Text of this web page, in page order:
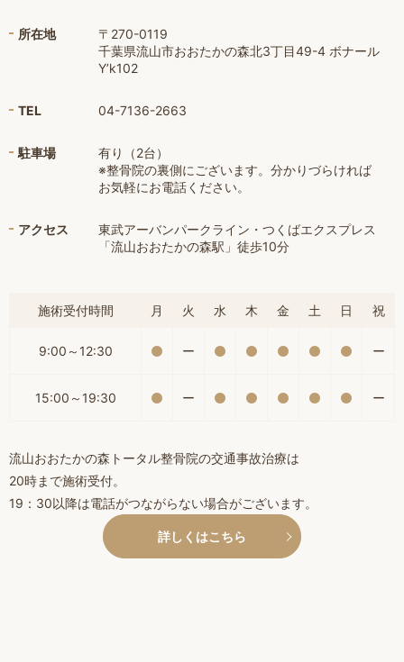
所在地
〒270-0119
千葉県流山市おおたかの森北3丁目49-4 ボナール
Y’k102
TEL 04-7136-2663
駐車場
有り（2台）
※整骨院の裏側にございます。分かりづらければ
お気軽にお電話ください。
アクセス
東武アーバンパークライン・つくばエクスプレス
「流山おおたかの森駅」徒歩10分
施術受付時間 月 火 水 木 金 土 日 祝
9:00～12:30 ー ー
15:00～19:30 ー ー
流山おおたかの森トータル整骨院の交通事故治療は
20時まで施術受付。
19：30以降は電話がつながらない場合がございます。
詳しくはこちら